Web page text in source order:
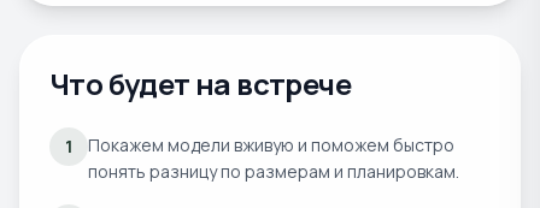
Что будет на встрече
1
Покажем модели вживую и поможем быстро
понять разницу по размерам и планировкам.